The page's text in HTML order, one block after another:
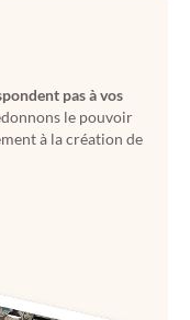
pas à vos
le pouvoir
à la création de